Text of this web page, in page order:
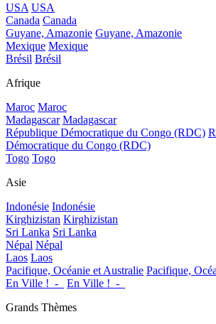
USA USA
Canada Canada
Guyane, Amazonie Guyane, Amazonie
Mexique Mexique
Brésil Brésil
Afrique
Maroc Maroc
Madagascar Madagascar
République Démocratique du Congo (RDC)
Démocratique du Congo (RDC)
Togo Togo
Asie
Indonésie Indonésie
Kirghizistan Kirghizistan
Sri Lanka Sri Lanka
Népal Népal
Laos Laos
Pacifique, Océanie et Australie Pacifique,
En Ville !_-_
En Ville !_-_
Grands Thèmes